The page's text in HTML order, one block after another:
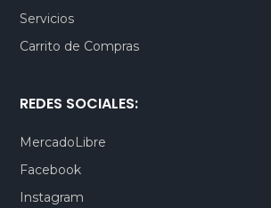
Servicios
Carrito de Compras
REDES SOCIALES:
MercadoLibre
Facebook
Instagram